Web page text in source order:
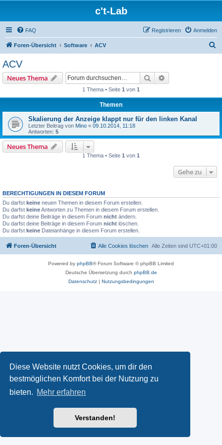
Diese Website nutzt Cookies, um dir den
bestmöglichen Komfort bei der Nutzung zu
bieten. Mehr erfahren
Verstanden!
c't-Lab
FAQ Anmelden
Registrieren
Foren-Übersicht Software ACV
ACV
Neues Thema Suche
1 Thema • Seite 1 von 1
Themen
Skalierung der Anzeige klappt nur für den linken Kanal
Letzter Beitrag von Mino « 09.10.2014, 11:18
Antworten: 5
Neues Thema
1 Thema • Seite 1 von 1
Gehe zu
BERECHTIGUNGEN IN DIESEM FORUM
Du darfst keine neuen Themen in diesem Forum erstellen.
Du darfst keineAntworten zu Themen in diesem Forum erstellen.
Du darfst deine Beiträge in diesem Forum nicht ändern.
Du darfst deine Beiträge in diesem Forum nicht löschen.
Du darfst keine Dateianhänge in diesem Forum erstellen.
Foren-Übersicht Alle Zeiten sind UTC+01:00
Alle Cookies löschen
Powered by phpBB® Forum Software © phpBB Limited
Deutsche Übersetzung durch phpBB.de
Datenschutz| Nutzungsbedingungen